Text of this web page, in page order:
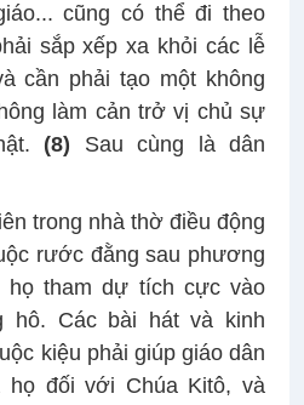
cũng có thể đi theo
sắp xếp xa khỏi các lễ
cần phải tạo một không
làm cản trở vị chủ sự
(8)
Sau cùng là dân
trong nhà thờ điều động
rước đằng sau phương
họ tham dự tích cực vào
hô. Các bài hát và kinh
kiệu phải giúp giáo dân
họ đối với Chúa Kitô, và